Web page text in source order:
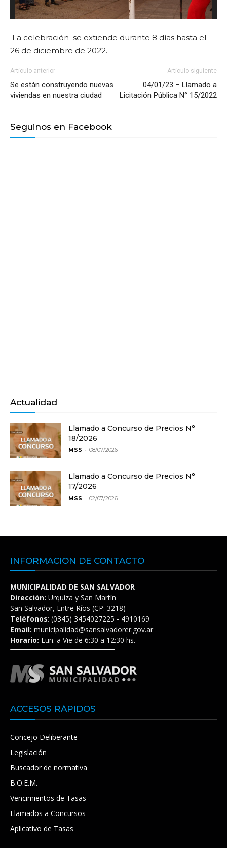
La celebración se extiende durante 8 días hasta el
26 de diciembre de 2022.
Artículo anterior
Se están construyendo nuevas
viviendas en nuestra ciudad
Artículo siguiente
04/01/23 – Llamado a
Licitación Pública N° 15/2022
Seguinos en Facebook
Actualidad
Llamado a Concurso de Precios N°
18/2026
MSS - 08/07/2026
Llamado a Concurso de Precios N°
17/2026
MSS - 02/07/2026
INFORMACIÓN DE CONTACTO
MUNICIPALIDAD DE SAN SALVADOR
Dirección: Urquiza y San Martín
San Salvador, Entre Ríos (CP: 3218)
Teléfonos: (0345) 3454027225 - 4910169
Email: municipalidad@sansalvadorer.gov.ar
Horario: Lun. a Vie de 6:30 a 12:30 hs.
ACCESOS RÁPIDOS
Concejo Deliberante
Legislación
Buscador de normativa
B.O.E.M.
Vencimientos de Tasas
Llamados a Concursos
Aplicativo de Tasas